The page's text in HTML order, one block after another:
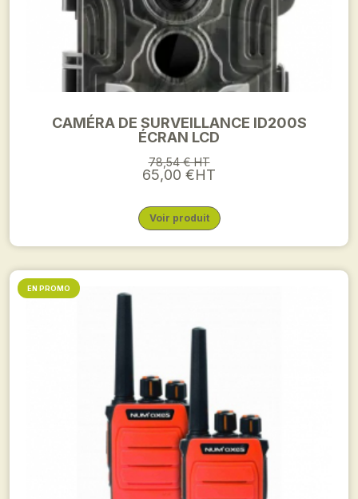
CAMÉRA DE SURVEILLANCE ID200S
ÉCRAN LCD
78,54 € HT
65,00 €HT
Voir produit
EN PROMO